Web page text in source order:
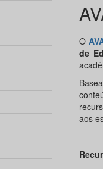
OA
de
aos